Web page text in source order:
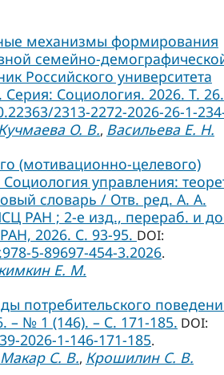
механизмы формирования
семейно-
Российского университета
Социология. 2026. Т.
2313-2272-2026-26-1-
О. В., Васильева Е. Н.
(мотивационно-целевого)
управления:
словарь / Отв. ред. А. А.
РАН ; 2-е изд., перераб. и
2026. С. 93-95. DOI:
5-89697-454-3.2026.
Е. М.
потребительского
– № 1 (146). – С. 171-185. DOI:
2026-1-146-171-185.
Макар С. В., Крошилин С. В.